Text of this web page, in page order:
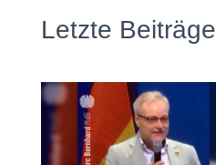
Letzte Beiträge